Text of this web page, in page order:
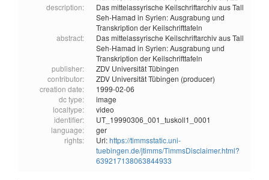
description:
Das mittelassyrische Keilschriftarchiv aus Tall
Seh-Hamad in Syrien: Ausgrabung und
Transkription der Keilschrifttafeln
abstract:
Das mittelassyrische Keilschriftarchiv aus Tall
Seh-Hamad in Syrien: Ausgrabung und
Transkription der Keilschrifttafeln
publisher:
ZDV Universität Tübingen
contributor:
ZDV Universität Tübingen (producer)
creation date:
1999-02-06
dc type:
image
localtype:
video
identifier:
UT_19990306_001_tuskoll1_0001
language:
ger
rights:
Url:https://timmsstatic.uni-
tuebingen.de/jtimms/TimmsDisclaimer.html?
639217138063844933